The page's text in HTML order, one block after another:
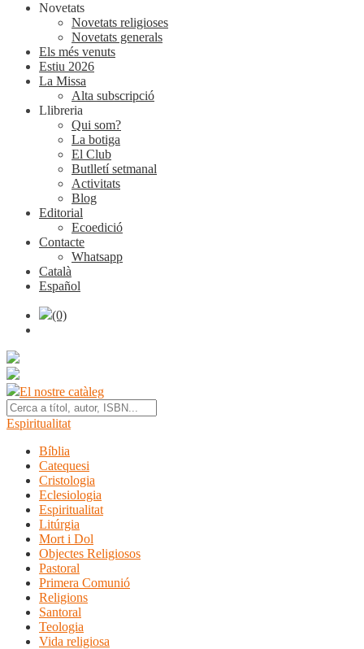
Novetats
Novetats religioses
Novetats generals
Els més venuts
Estiu 2026
La Missa
Alta subscripció
Llibreria
Qui som?
La botiga
El Club
Butlletí setmanal
Activitats
Blog
Editorial
Ecoedició
Contacte
Whatsapp
Català
Español
(0)
El nostre catàleg
Espiritualitat
Bíblia
Catequesi
Cristologia
Eclesiologia
Espiritualitat
Litúrgia
Mort i Dol
Objectes Religiosos
Pastoral
Primera Comunió
Religions
Santoral
Teologia
Vida religiosa